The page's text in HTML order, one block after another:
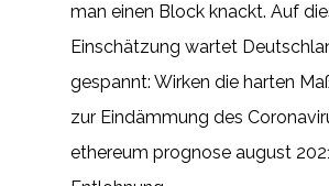
man einen Block knackt. Auf
Einschätzung wartet
gespannt: Wirken die harten
zur Eindämmung des
ethereum prognose august